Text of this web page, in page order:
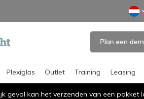
Plan een
Plexiglas Outlet Training Leasing
kan het verzenden van een